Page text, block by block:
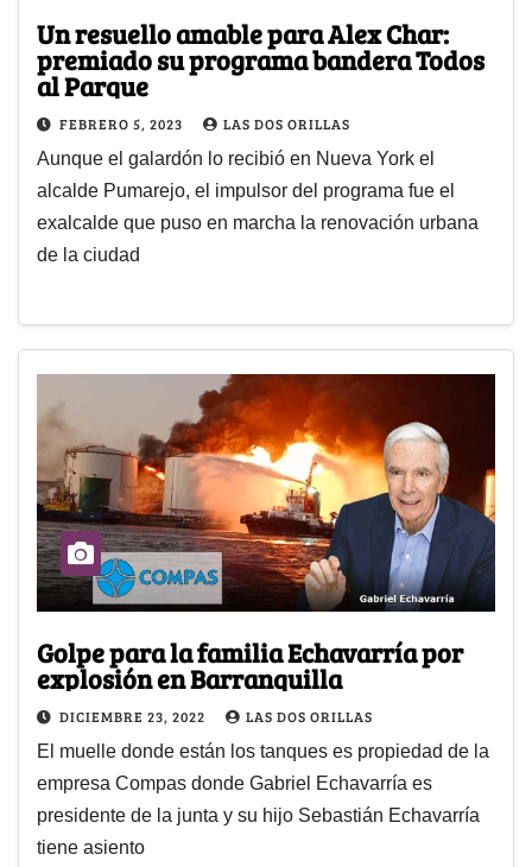
Un resuello amable para Alex Char:
premiado su programa bandera Todos
al Parque
FEBRERO 5, 2023 LAS DOS ORILLAS
Aunque el galardón lo recibió en Nueva York el
alcalde Pumarejo, el impulsor del programa fue el
exalcalde que puso en marcha la renovación urbana
de la ciudad
Golpe para la familia Echavarría por
explosión en Barranquilla
DICIEMBRE 23, 2022 LAS DOS ORILLAS
El muelle donde están los tanques es propiedad de la
empresa Compas donde Gabriel Echavarría es
presidente de la junta y su hijo Sebastián Echavarría
tiene asiento